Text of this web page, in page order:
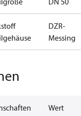
DZR-
Messing
Wert